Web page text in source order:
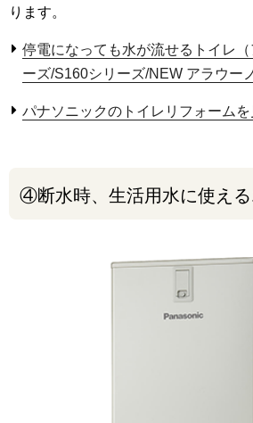
ります。
停電になっても水が流せるトイレ
ーズ/S160シリーズ/NEW アラウー
パナソニックのトイレリフォームを
④断水時、生活用水に使える